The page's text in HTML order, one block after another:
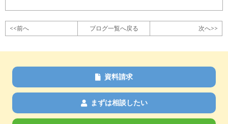
<<前へ ブログ一覧へ戻る 次へ>>
資料請求
まずは相談したい